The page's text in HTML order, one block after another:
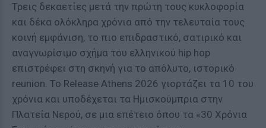
Τρεις δεκαετίες μετά την πρώτη τους κυκλοφορία
και δέκα ολόκληρα χρόνια από την τελευταία τους
κοινή εμφάνιση, το πιο επιδραστικό, σατιρικό και
αναγνωρίσιμο σχήμα του ελληνικού hip hop
επιστρέφει στη σκηνή για το απόλυτο, ιστορικό
reunion. Το Release Athens 2026 γιορτάζει τα 10 του
χρόνια και υποδέχεται τα Ημισκούμπρια στην
Πλατεία Νερού, σε μια επέτειο όπου τα «30 Χρόνια